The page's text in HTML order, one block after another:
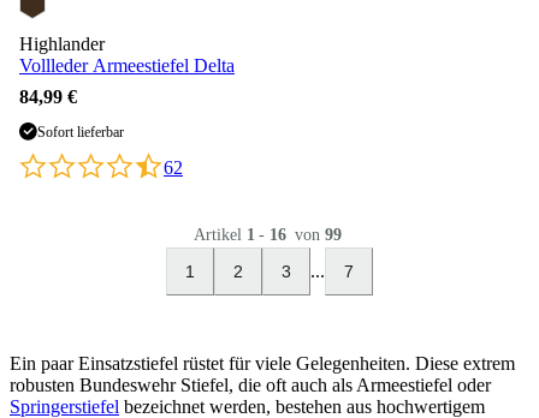
Highlander
Vollleder Armeestiefel Delta
84,99 €
Sofort lieferbar
62
Artikel 1 - 16 von 99
1 2 3 ... 7
Ein paar Einsatzstiefel rüstet für viele Gelegenheiten. Diese extrem
robusten Bundeswehr Stiefel, die oft auch als Armeestiefel oder
Springerstiefel bezeichnet werden, bestehen aus hochwertigem